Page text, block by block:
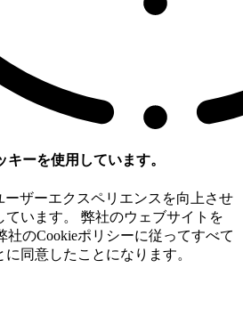
ーを使用しています。
ーザーエクスペリエンスを向上させ
ています。 弊社のウェブサイトを
のCookieポリシーに従ってすべて
同意したことになります。